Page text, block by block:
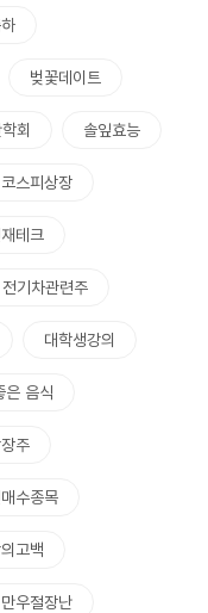
벚꽃데이트
회 솔잎효능
코스피상장
테크
전기차관련주
대학생강의
은 음식
주
수종목
고백
만우절장난